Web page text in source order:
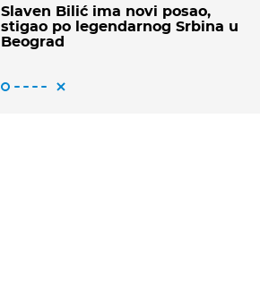
Slaven Bilić ima novi posao,
stigao po legendarnog Srbina u
Beograd